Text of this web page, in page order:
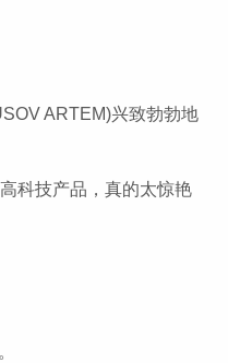
ARTEM)兴致勃勃地
科技产品，真的太惊艳